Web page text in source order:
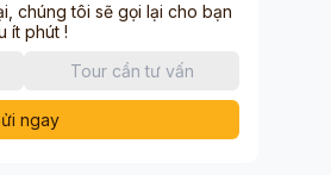
chúng tôi sẽ gọi lại cho bạn
ít phút !
ngay